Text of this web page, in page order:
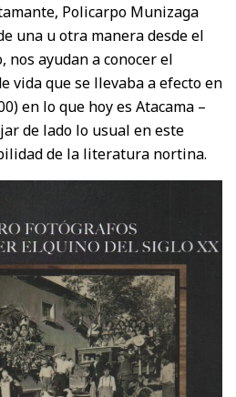
Policarpo Munizaga
una u otra manera desde el
ayudan a conocer el
vida que se llevaba a efecto en
en lo que hoy es Atacama –
de lado lo usual en este
de la literatura nortina.